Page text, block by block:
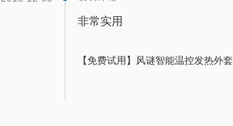
非常实用
【免费试用】风谜智能温控发热外套